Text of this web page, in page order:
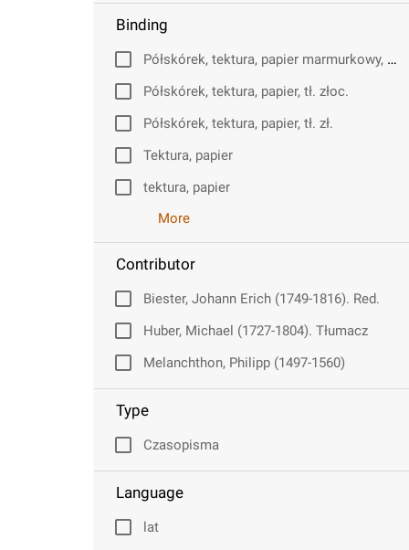
Binding
Półskórek, tektura, papier marmurkowy, tł. złoc.
Półskórek, tektura, papier, tł. złoc.
Półskórek, tektura, papier, tł. zł.
Tektura, papier
tektura, papier
More
Contributor
Biester, Johann Erich (1749-1816). Red.
Huber, Michael (1727-1804). Tłumacz
Melanchthon, Philipp (1497-1560)
Type
Czasopisma
Language
lat